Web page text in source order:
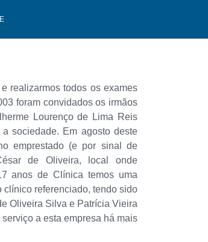
realizarmos todos os exames
foram convidados os irmãos
Lourenço de Lima Reis
sociedade. Em agosto deste
emprestado (e por sinal de
de Oliveira, local onde
anos de Clínica temos uma
clínico referenciado, tendo sido
Oliveira Silva e Patrícia Vieira
a esta empresa há mais